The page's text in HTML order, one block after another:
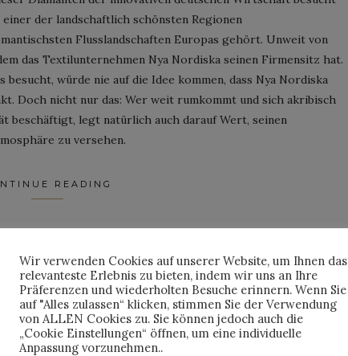
der landschaftlich schönsten Regionen
Flusslandschaften Europas gehört. Unweit von
das Textilunternehmen Nya Nordiska seinen Firmensitz hat.
besucht, würde nie auf die Idee kommen, dass Nya Nordiska
Doch nicht nur das: Wer weit rumkommt und sich akribisch
beschäftigt, legt natürlich auch darauf Wert, seinen
zu versehen.
READING
Wir verwenden Cookies auf unserer Website, um Ihnen das
relevanteste Erlebnis zu bieten, indem wir uns an Ihre
Präferenzen und wiederholten Besuche erinnern. Wenn Sie
auf "Alles zulassen“ klicken, stimmen Sie der Verwendung
von ALLEN Cookies zu. Sie können jedoch auch die
„Cookie Einstellungen“ öffnen, um eine individuelle
Anpassung vorzunehmen..